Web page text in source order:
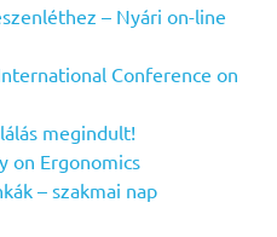
– Nyári on-line
Conference on
megindult!
on Ergonomics
– szakmai nap